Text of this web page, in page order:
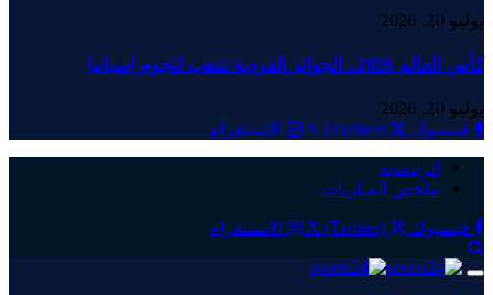
يوليو 20, 2026
كأس العالم 2026.. الجوائز الفردية تذهب لنجوم إسبانيا
يوليو 20, 2026
فيسبوك
X (Twitter) الانستغرام
الرئيسية
ملخص المباريات
فيسبوك X (Twitter) الانستغرام